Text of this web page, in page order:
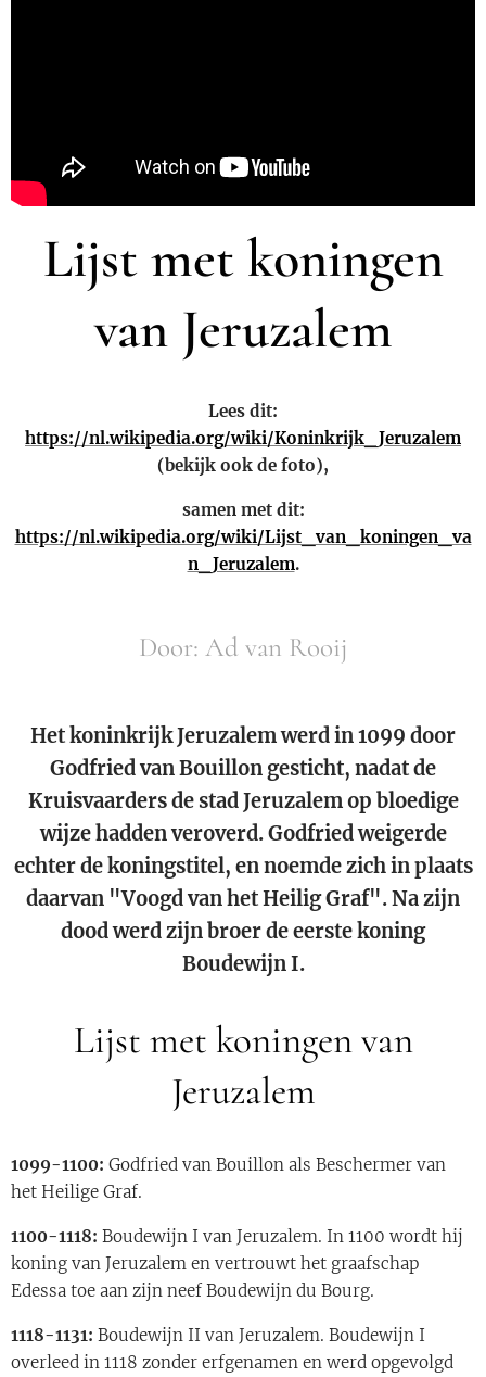
Lijst met koningen
van Jeruzalem
Lees dit:
https://nl.wikipedia.org/wiki/Koninkrijk_Jeruzalem
(bekijk ook de foto),
samen met dit:
https://nl.wikipedia.org/wiki/Lijst_van_koningen_va
n_Jeruzalem.
Door: Ad van Rooij
Het koninkrijk Jeruzalem werd in 1099 door
Godfried van Bouillon gesticht, nadat de
Kruisvaarders de stad Jeruzalem op bloedige
wijze hadden veroverd. Godfried weigerde
echter de koningstitel, en noemde zich in plaats
daarvan "Voogd van het Heilig Graf". Na zijn
dood werd zijn broer de eerste koning
Boudewijn I.
Lijst met koningen van
Jeruzalem
1099-1100: Godfried van Bouillon als Beschermer van
het Heilige Graf.
1100-1118: Boudewijn I van Jeruzalem. In 1100 wordt hij
koning van Jeruzalem en vertrouwt het graafschap
Edessa toe aan zijn neef Boudewijn du Bourg.
1118-1131: Boudewijn II van Jeruzalem. Boudewijn I
overleed in 1118 zonder erfgenamen en werd opgevolgd